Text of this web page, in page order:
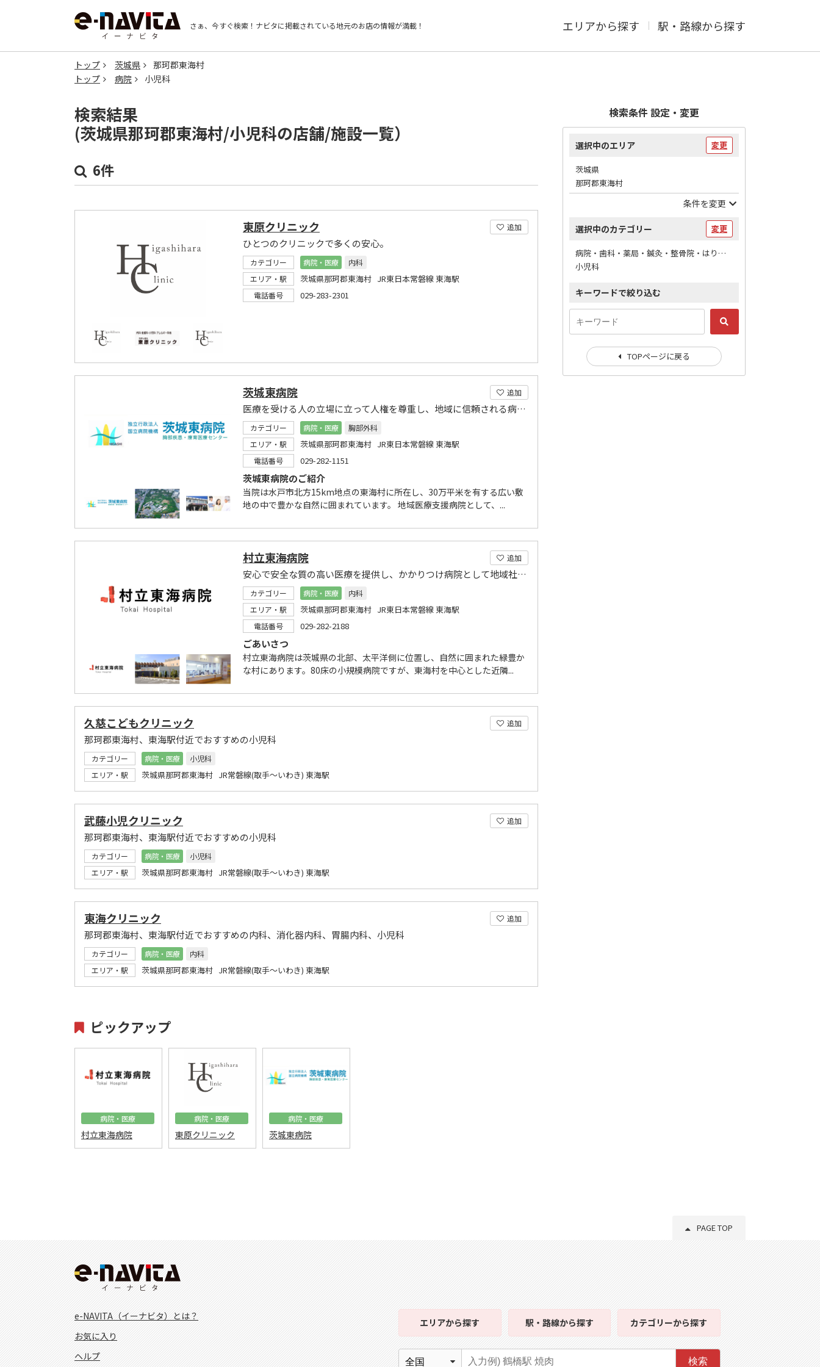
さぁ、今すぐ検索！ ナビタに掲載されている地元のお店の情報が満載！ エリアから探す 駅・路線から探す
トップ 茨城県
那珂郡東海村
トップ
病院 小児科
検索結果
(茨城県那珂郡東海村/小児科の店舗/施設一覧）
6件
追加
東原クリニック
ひとつのクリニックで多くの安心。
カテゴリー 病院・医療
内科
エリア・駅
茨城県那珂郡東海村 JR東日本常磐線 東海駅
電話番号 029-283-2301
追加
茨城東病院
医療を受ける人の立場に立って人権を尊重し、地域に信頼される病院を目指す
カテゴリー 病院・医療
胸部外科
エリア・駅
茨城県那珂郡東海村 JR東日本常磐線 東海駅
電話番号 029-282-1151
茨城東病院のご紹介
当院は水戸市北方15km地点の東海村に所在し、30万平米を有する広い敷
地の中で豊かな自然に囲まれています。 地域医療支援病院として、...
追加
村立東海病院
安心で安全な質の高い医療を提供し、かかりつけ病院として地域社会に貢献します
カテゴリー 病院・医療
内科
エリア・駅
茨城県那珂郡東海村 JR東日本常磐線 東海駅
電話番号 029-282-2188
ごあいさつ
村立東海病院は茨城県の北部、太平洋側に位置し、自然に囲まれた緑豊か
な村にあります。80床の小規模病院ですが、東海村を中心とした近隣...
追加
久慈こどもクリニック
那珂郡東海村、東海駅付近でおすすめの小児科
カテゴリー 病院・医療
小児科
エリア・駅
茨城県那珂郡東海村 JR常磐線(取手～いわき) 東海駅
追加
武藤小児クリニック
那珂郡東海村、東海駅付近でおすすめの小児科
カテゴリー 病院・医療
小児科
エリア・駅
茨城県那珂郡東海村 JR常磐線(取手～いわき) 東海駅
追加
東海クリニック
那珂郡東海村、東海駅付近でおすすめの内科、消化器内科、胃腸内科、小児科
カテゴリー 病院・医療
内科
エリア・駅
茨城県那珂郡東海村 JR常磐線(取手～いわき) 東海駅
ピックアップ
病院・医療
村立東海病院
病院・医療
東原クリニック
病院・医療
茨城東病院
検索条件 設定・変更
選択中のエリア 変更
茨城県
那珂郡東海村
条件を変更
選択中のカテゴリー 変更
病院・歯科・薬局・鍼灸・整骨院・はりマッサージ / 病院
小児科
キーワードで絞り込む
TOPページに戻る
PAGE TOP
e-NAVITA（イーナビタ）とは？
お気に入り
ヘルプ
エリアから探す 駅・路線から探す カテゴリーから探す
検索